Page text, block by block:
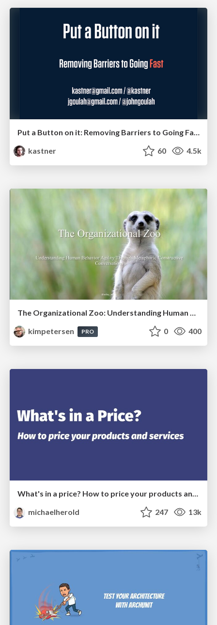
Put a Button on it: Removing Barriers to Going Fast.
kastner
60 4.5k
The Organizational Zoo: Understanding Human Behavior Agility Through Metaphoric Constructive Conversations (based on the works of Arthur Shelley, Ph.D)
kimpetersen
PRO 0 400
michaelherold
247 13k